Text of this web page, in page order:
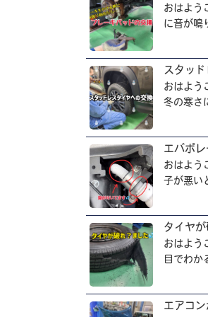
おはよう
に音が鳴
スタッ
おはよう
冬の寒さ
エバポ
おはよう
子が悪い
タイヤが
おはよう
目でわか
エアコ